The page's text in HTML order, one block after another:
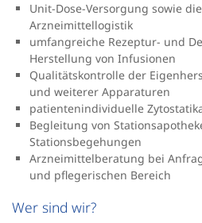
Unit-Dose-Versorgung sowie
Arzneimittellogistik
umfangreiche Rezeptur- und
Herstellung von Infusionen
Qualitätskontrolle der
und weiterer Apparaturen
patientenindividuelle
Begleitung von
Stationsbegehungen
Arzneimittelberatung bei
und pflegerischen Bereich
Wer sind wir?